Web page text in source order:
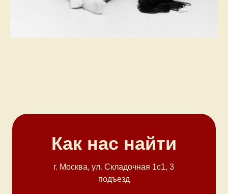
г. Москва, ул. Cкладочная 1с1, 3
подъезд
Как нас найти